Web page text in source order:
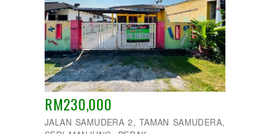
RM230,000
JALAN SAMUDERA 2, TAMAN SAMUDERA,